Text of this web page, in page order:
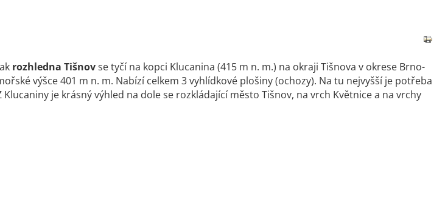
rozhledna Tišnovse tyčí na kopci Klucanina (415 m n. m.) na okraji Tišnova v okrese Brno-
výšce 401 m n. m. Nabízí celkem 3 vyhlídkové plošiny (ochozy). Na tu nejvyšší je potřeba
je krásný výhled na dole se rozkládající město Tišnov, na vrch Květnice a na vrchy